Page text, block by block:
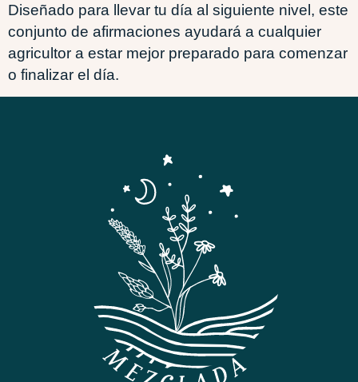
Diseñado para llevar tu día al siguiente nivel, este
conjunto de afirmaciones ayudará a cualquier
agricultor a estar mejor preparado para comenzar
o finalizar el día.